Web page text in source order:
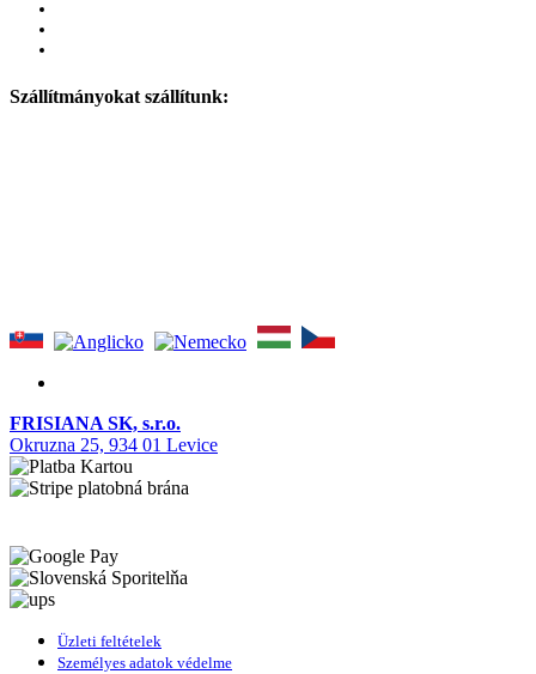
Szállítmányokat szállítunk:
FRISIANA SK, s.r.o.
Okruzna 25, 934 01 Levice
Üzleti feltételek
Személyes adatok védelme